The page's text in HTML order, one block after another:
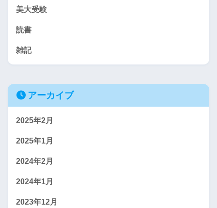
美大受験
読書
雑記
アーカイブ
2025年2月
2025年1月
2024年2月
2024年1月
2023年12月